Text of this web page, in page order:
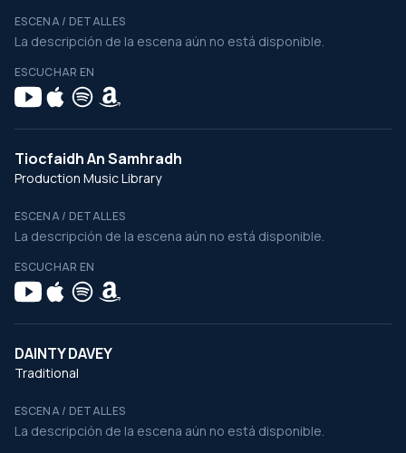
ESCENA / DETALLES
La descripción de la escena aún no está disponible.
ESCUCHAR EN
Tiocfaidh An Samhradh
Production Music Library
ESCENA / DETALLES
La descripción de la escena aún no está disponible.
ESCUCHAR EN
DAINTY DAVEY
Traditional
ESCENA / DETALLES
La descripción de la escena aún no está disponible.